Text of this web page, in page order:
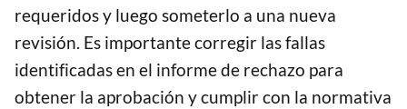
requeridos y luego someterlo a una nueva
revisión. Es importante corregir las fallas
identificadas en el informe de rechazo para
obtener la aprobación y cumplir con la normativa